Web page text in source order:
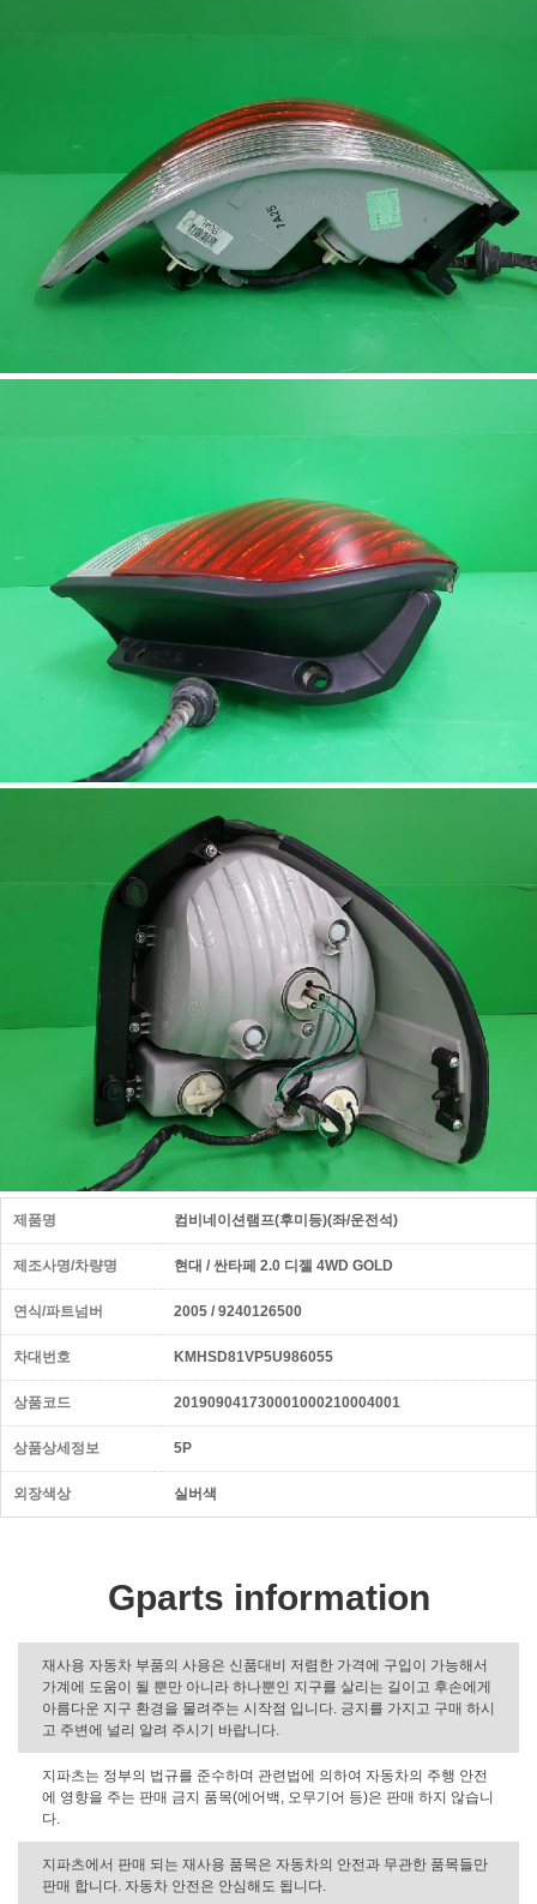
제품명 컴비네이션램프(후미등)(좌/운전석)
제조사명/차량명 현대 / 싼타페 2.0 디젤 4WD GOLD
연식/파트넘버 2005 / 9240126500
차대번호 KMHSD81VP5U986055
상품코드 201909041730001000210004001
상품상세정보 5P
외장색상 실버색
Gparts information
재사용 자동차 부품의 사용은 신품대비 저렴한 가격에 구입이 가능해서
가계에 도움이 될 뿐만 아니라 하나뿐인 지구를 살리는 길이고 후손에게
아름다운 지구 환경을 물려주는 시작점 입니다. 긍지를 가지고 구매 하시
고 주변에 널리 알려 주시기 바랍니다.
지파츠는 정부의 법규를 준수하며 관련법에 의하여 자동차의 주행 안전
에 영향을 주는 판매 금지 품목(에어백, 오무기어 등)은 판매 하지 않습니
다.
지파츠에서 판매 되는 재사용 품목은 자동차의 안전과 무관한 품목들만
판매 합니다. 자동차 안전은 안심해도 됩니다.